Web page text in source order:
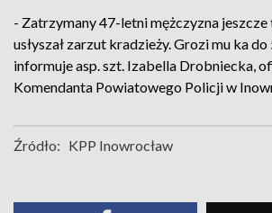
- Zatrzymany 47-letni mężczyzna jeszcze
usłyszał zarzut kradzieży. Grozi mu ka
informuje asp. szt. Izabella Drobniecka,
Komendanta Powiatowego Policji w
Źródło: KPP Inowrocław